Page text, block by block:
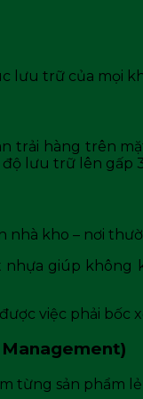
lưu trữ của mọi
trải hàng trên
lưu trữ lên gấp
kho – nơi
giúp
việc phải
từng sản phẩm